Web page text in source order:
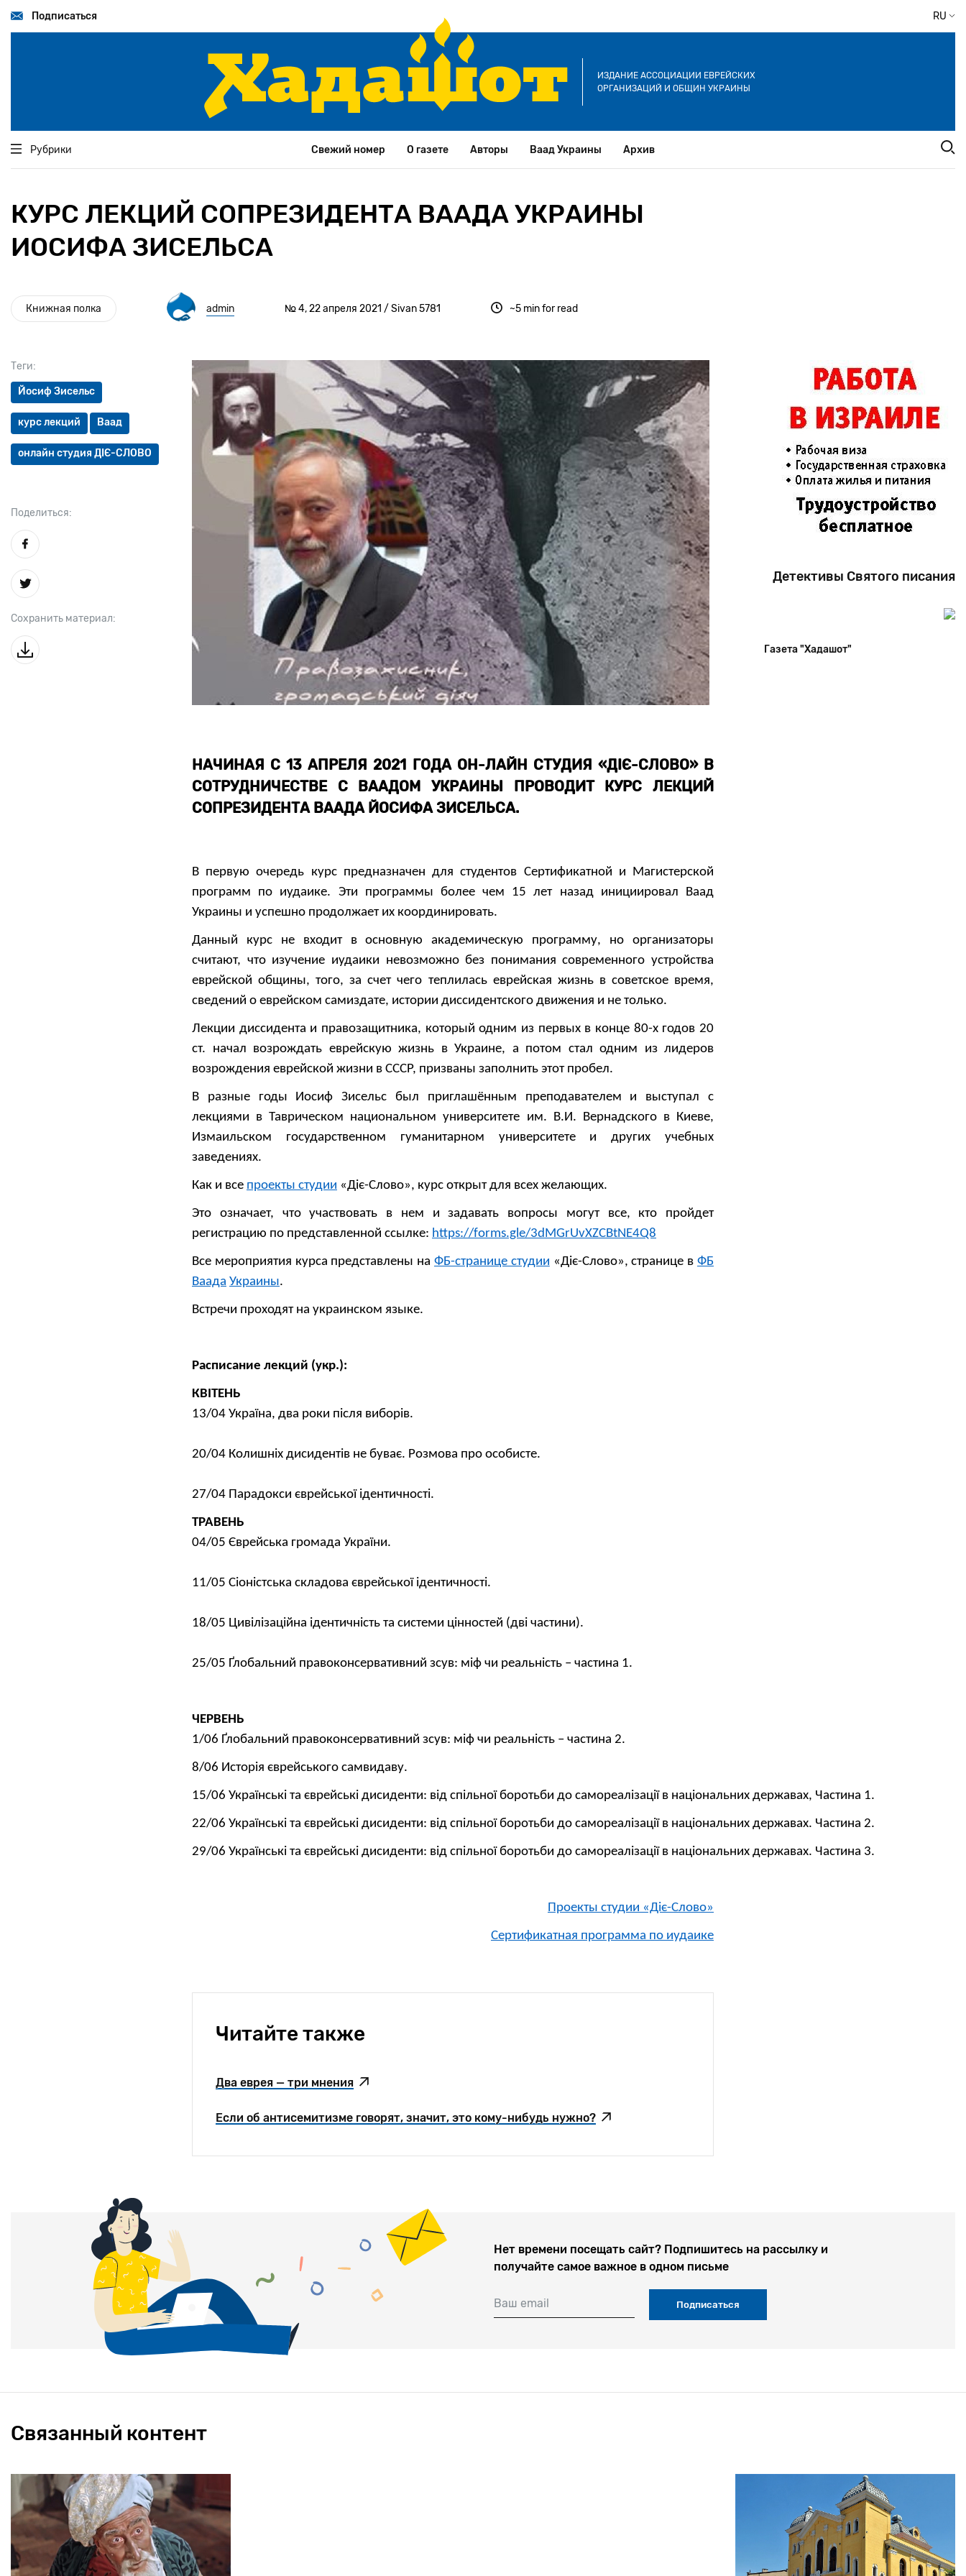
основномуПодписаться RU
ИЗДАНИЕ АССОЦИАЦИИ ЕВРЕЙСКИХ
ОРГАНИЗАЦИЙ И ОБЩИН УКРАИНЫ
Рубрики Свежий номер О газете Авторы Ваад Украины Архив
КУРС ЛЕКЦИЙ СОПРЕЗИДЕНТА ВААДА УКРАИНЫ
ИОСИФА ЗИСЕЛЬСА
Книжная полка admin № 4, 22 апреля 2021 / Sivan 5781 ~5 min for read
Теги:
Йосиф Зисельс
курс лекций Ваад
онлайн студия ДІЄ-СЛОВО
Поделиться:
Сохранить материал:
НАЧИНАЯ С 13 АПРЕЛЯ 2021 ГОДА ОН-ЛАЙН СТУДИЯ «ДІЄ-СЛОВО» В
СОТРУДНИЧЕСТВЕ С ВААДОМ УКРАИНЫ ПРОВОДИТ КУРС ЛЕКЦИЙ
СОПРЕЗИДЕНТА ВААДА ЙОСИФА ЗИСЕЛЬСА.
В первую очередь курс предназначен для студентов Сертификатной и Магистерской
программ по иудаике. Эти программы более чем 15 лет назад инициировал Ваад
Украины и успешно продолжает их координировать.
Данный курс не входит в основную академическую программу, но организаторы
считают, что изучение иудаики невозможно без понимания современного устройства
еврейской общины, того, за счет чего теплилась еврейская жизнь в советское время,
сведений о еврейском самиздате, истории диссидентского движения и не только.
Лекции диссидента и правозащитника, который одним из первых в конце 80-х годов 20
ст. начал возрождать еврейскую жизнь в Украине, а потом стал одним из лидеров
возрождения еврейской жизни в СССР, призваны заполнить этот пробел.
В разные годы Иосиф Зисельс был приглашённым преподавателем и выступал с
лекциями в Таврическом национальном университете им. В.И. Вернадского в Киеве,
Измаильском государственном гуманитарном университете и других учебных
заведениях.
Как и все проекты студии «Діє-Слово», курс открыт для всех желающих.
Это означает, что участвовать в нем и задавать вопросы могут все, кто пройдет
регистрацию по представленной ссылке: https://forms.gle/3dMGrUvXZCBtNE4Q8
Все мероприятия курса представлены на ФБ-странице студии «Діє-Слово», странице вФБ
Ваада Украины.
Встречи проходят на украинском языке.
Расписание лекций (укр.):
КВІТЕНЬ
13/04 Україна, два роки після виборів.
20/04 Колишніх дисидентів не буває. Розмова про особисте.
27/04 Парадокси єврейської ідентичності.
ТРАВЕНЬ
04/05 Єврейська громада України.
11/05 Сіоністська складова єврейської ідентичності.
18/05 Цивілізаційна ідентичність та системи цінностей (дві частини).
25/05 Ґлобальний правоконсервативний зсув: міф чи реальність – частина 1.
ЧЕРВЕНЬ
1/06 Ґлобальний правоконсервативний зсув: міф чи реальність – частина 2.
8/06 Исторія єврейського самвидаву.
15/06 Українські та єврейські дисиденти: від спільної боротьби до самореалізації в національних державах, Частина 1.
22/06 Українські та єврейські дисиденти: від спільної боротьби до самореалізації в національних державах. Частина 2.
29/06 Українські та єврейські дисиденти: від спільної боротьби до самореалізації в національних державах. Частина 3.
Проекты студии «Діє-Слово»
Сертификатная программа по иудаике
Читайте также
Два еврея — три мнения
Если об антисемитизме говорят, значит, это кому-нибудь нужно?
Детективы Святого писания
Газета "Хадашот"
Нет времени посещать сайт? Подпишитесь на рассылку и
получайте самое важное в одном письме
Ваш email
Связанный контент